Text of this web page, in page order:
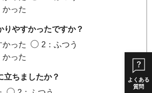
よくある
質問
かった
りやすかったですか？
かった
2：ふつう
かった
立ちましたか？